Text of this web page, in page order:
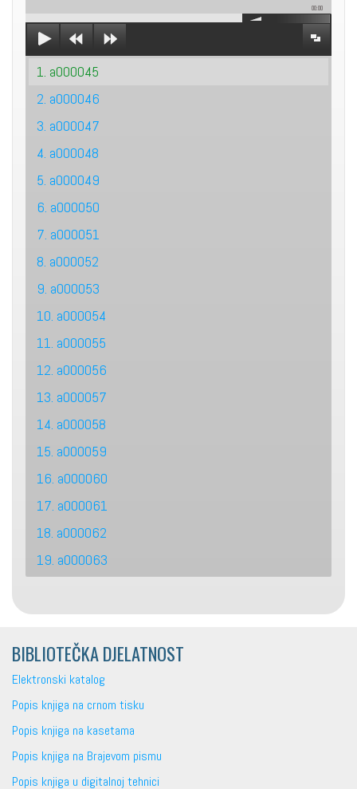
00:00
1. a000045
2. a000046
3. a000047
4. a000048
5. a000049
6. a000050
7. a000051
8. a000052
9. a000053
10. a000054
11. a000055
12. a000056
13. a000057
14. a000058
15. a000059
16. a000060
17. a000061
18. a000062
19. a000063
BIBLIOTEČKA DJELATNOST
Elektronski katalog
Popis knjiga na crnom tisku
Popis knjiga na kasetama
Popis knjiga na Brajevom pismu
Popis knjiga u digitalnoj tehnici